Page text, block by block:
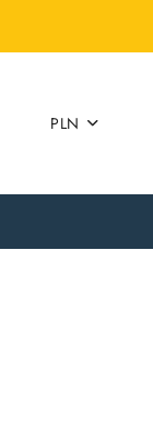
PLN